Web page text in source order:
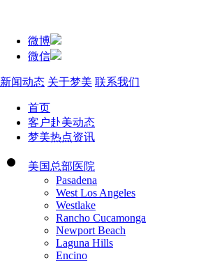
微博
微信
新闻动态 关于梦美 联系我们
首页
客户赴美动态
梦美热点资讯
美国总部医院
Pasadena
West Los Angeles
Westlake
Rancho Cucamonga
Newport Beach
Laguna Hills
Encino